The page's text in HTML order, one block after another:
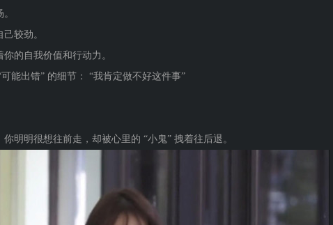
较劲。
的自我价值和行动力。
能出错” 的细节： “我肯定做不好这件事”
明明很想往前走，却被心里的 “小鬼” 拽着往后退。